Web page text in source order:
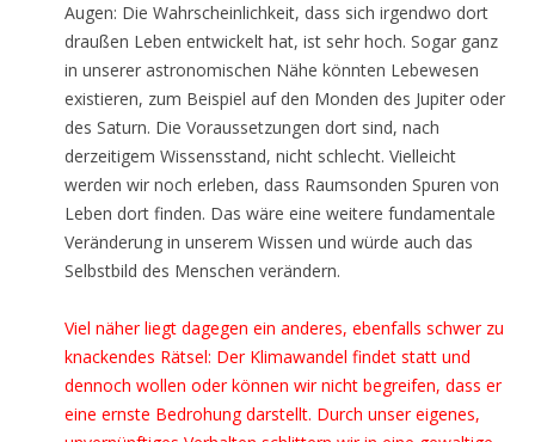
Augen: Die Wahrscheinlichkeit, dass sich irgendwo dort
draußen Leben entwickelt hat, ist sehr hoch. Sogar ganz
in unserer astronomischen Nähe könnten Lebewesen
existieren, zum Beispiel auf den Monden des Jupiter oder
des Saturn. Die Voraussetzungen dort sind, nach
derzeitigem Wissensstand, nicht schlecht. Vielleicht
werden wir noch erleben, dass Raumsonden Spuren von
Leben dort finden. Das wäre eine weitere fundamentale
Veränderung in unserem Wissen und würde auch das
Selbstbild des Menschen verändern.
Viel näher liegt dagegen ein anderes, ebenfalls schwer zu
knackendes Rätsel: Der Klimawandel findet statt und
dennoch wollen oder können wir nicht begreifen, dass er
eine ernste Bedrohung darstellt. Durch unser eigenes,